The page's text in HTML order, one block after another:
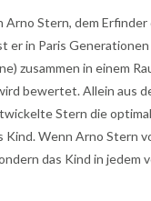
Stern, dem Erfinder
er in Paris Generationen
zusammen in einem
bewertet. Allein aus
Stern die
Wenn Arno Stern
das Kind in jedem